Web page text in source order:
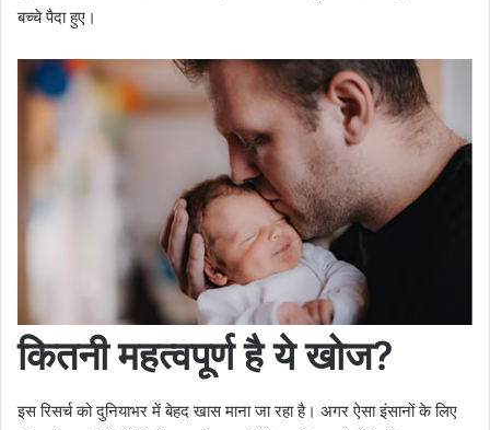
बच्चे पैदा हुए।
कितनी महत्वपूर्ण है ये खोज?
इस रिसर्च को दुनियाभर में बेहद खास माना जा रहा है। अगर ऐसा इंसानों के लिए